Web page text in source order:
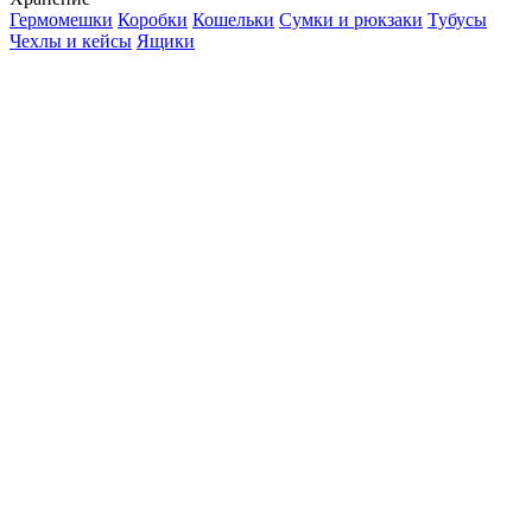
Гермомешки Коробки Кошельки Сумки и рюкзаки Тубусы
Чехлы и кейсы Ящики